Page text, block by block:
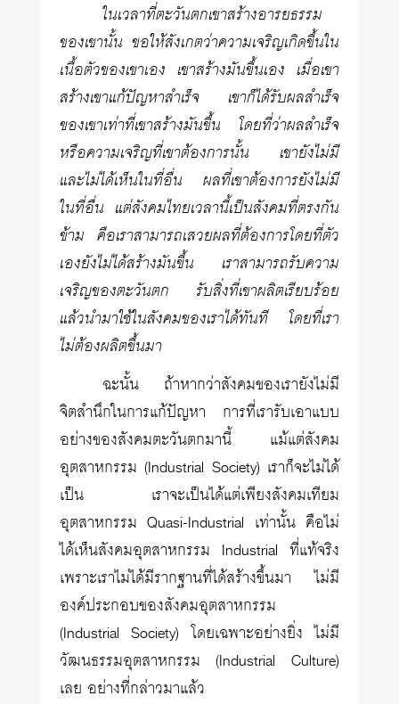
ในเวลาที่ตะวันตกเขาสร้างอารยธรรม
ของเขานั้น ขอให้สังเกตว่าความเจริญเกิดขึ้นใน
เนื้อตัวของเขาเอง เขาสร้างมันขึ้นเอง เมื่อเขา
สร้างเขาแก้ปัญหาสำเร็จ เขาก็ได้รับผลสำเร็จ
ของเขาเท่าที่เขาสร้างมันขึ้น โดยที่ว่าผลสำเร็จ
หรือความเจริญที่เขาต้องการนั้น เขายังไม่มี
และไม่ได้เห็นในที่อื่น ผลที่เขาต้องการยังไม่มี
ในที่อื่น แต่สังคมไทยเวลานี้เป็นสังคมที่ตรงกัน
ข้าม คือเราสามารถเสวยผลที่ต้องการโดยที่ตัว
เองยังไม่ได้สร้างมันขึ้น เราสามารถรับความ
เจริญของตะวันตก รับสิ่งที่เขาผลิตเรียบร้อย
แล้วนำมาใช้ในสังคมของเราได้ทันที โดยที่เรา
ไม่ต้องผลิตขึ้นมา
ฉะนั้น ถ้าหากว่าสังคมของเรายังไม่มี
จิตสำนึกในการแก้ปัญหา การที่เรารับเอาแบบ
อย่างของสังคมตะวันตกมานี้ แม้แต่สังคม
อุตสาหกรรม (Industrial Society) เราก็จะไม่ได้
เป็น เราจะเป็นได้แต่เพียงสังคมเทียม
อุตสาหกรรม Quasi-Industrial เท่านั้น คือไม่
ได้เห็นสังคมอุตสาหกรรม Industrial ที่แท้จริง
เพราะเราไม่ได้มีรากฐานที่ได้สร้างขึ้นมา ไม่มี
องค์ประกอบของสังคมอุตสาหกรรม
(Industrial Society) โดยเฉพาะอย่างยิ่ง ไม่มี
วัฒนธรรมอุตสาหกรรม (Industrial Culture)
เลย อย่างที่กล่าวมาแล้ว